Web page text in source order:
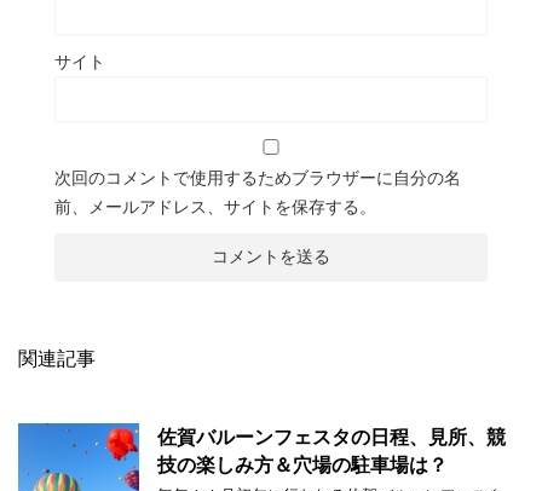
サイト
次回のコメントで使用するためブラウザーに自分の名
前、メールアドレス、サイトを保存する。
関連記事
佐賀バルーンフェスタの日程、見所、競
技の楽しみ方＆穴場の駐車場は？